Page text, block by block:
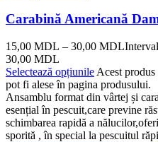
Carabină Americană
15,00 MDL – 30,00 MDL
30,00 MDL
Selectează opțiunile Acest
pot fi alese în pagina produsului.
Ansamblu format din vârtej și
esențial în pescuit,care previne
schimbarea rapidă a
sporită , în special la pescuitul